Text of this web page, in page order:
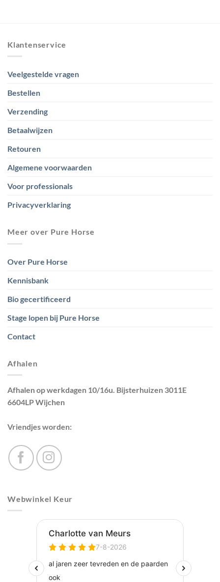
Klantenservice
Veelgestelde vragen
Bestellen
Verzending
Betaalwijzen
Retouren
Algemene voorwaarden
Voor professionals
Privacyverklaring
Meer over Pure Horse
Over Pure Horse
Kennisbank
Bio gecertificeerd
Stage lopen bij Pure Horse
Contact
Afhalen
Afhalen op werkdagen 10/16u. Bijsterhuizen 3011E
6604LP Wijchen
Vriendjes worden:
Webwinkel Keur